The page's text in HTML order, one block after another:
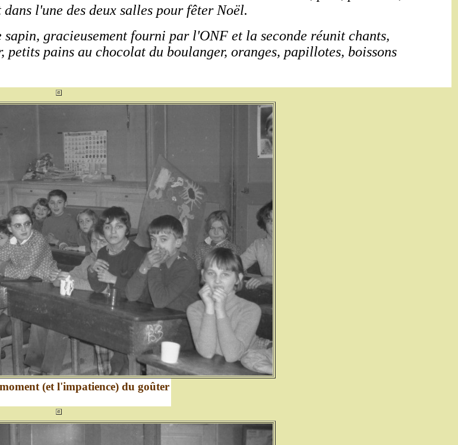
l'une des deux salles pour fêter Noël.
gracieusement fourni par l'ONF et la seconde réunit chants,
petits pains au chocolat du boulanger, oranges, papillotes, boissons
(et l'impatience) du goûter